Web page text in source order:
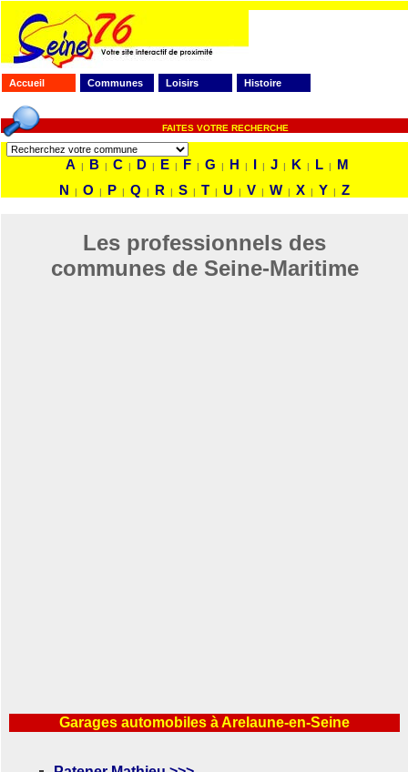
Accueil Communes Loisirs Histoire
FAITES VOTRE RECHERCHE
A | B | C | D | E | F | G | H | I | J | K | L |
M
N
| O | P | Q | R | S | T | U | V | W | X | Y | Z
Les professionnels des
communes de Seine-Maritime
Garages automobiles à Arelaune-en-Seine